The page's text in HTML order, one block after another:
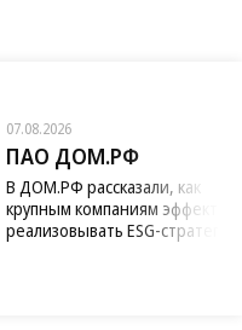
07.08.2026
ПАО ДОМ.РФ
В ДОМ.РФ рассказали, как
крупным компаниям
реализовывать ESG-стратегию